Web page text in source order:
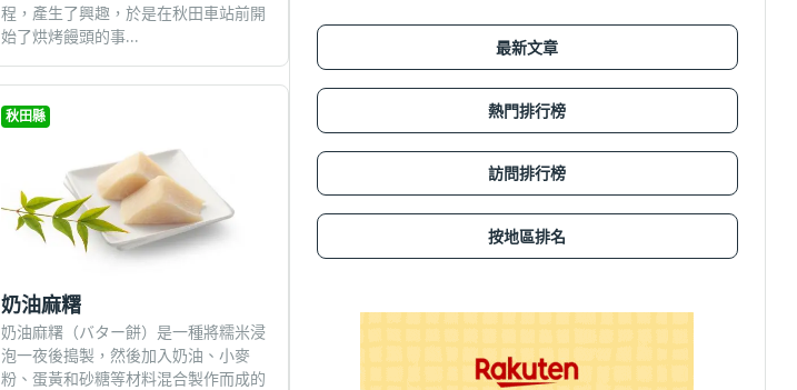
程，產生了興趣，於是在秋田車站前開
始了烘烤饅頭的事...
秋田縣
奶油麻糬
奶油麻糬（バター餅）是一種將糯米浸
泡一夜後搗製，然後加入奶油、小麥
粉、蛋黃和砂糖等材料混合製作而成的
最新文章
熱門排行榜
訪問排行榜
按地區排名